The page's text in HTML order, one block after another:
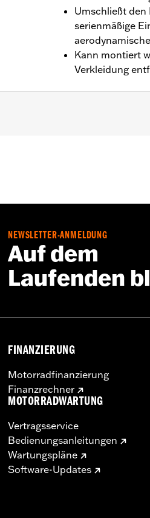
Umschließt
serienmäßige
Kann montiert
Verkleidung
NEWSLETTER-ANMELDUNG
Auf dem
Laufenden
FINANZIERUNG
Motorradfinanzierung
Finanzrechner
MOTORRADWARTUNG
Vertragsservice
Bedienungsanleitungen
Wartungspläne
Software-Updates